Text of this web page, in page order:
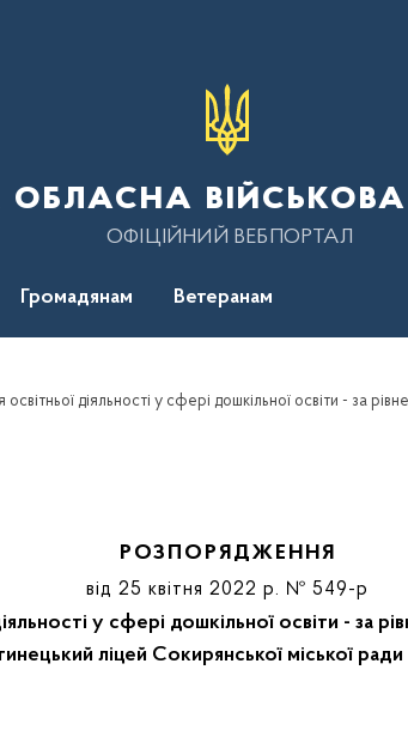
обласна військова
ОФІЦІЙНИЙ ВЕБПОРТАЛ
Громадянам Ветеранам
РОЗПОРЯДЖЕННЯ
від 25 квітня 2022 р. № 549-р
у сфері дошкільної освіти - за
ліцей Сокирянської міської